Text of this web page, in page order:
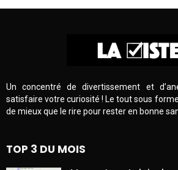
Un concentré de divertissement et
satisfaire votre curiosité ! Le tout sous
de mieux que le rire pour rester en bonne
TOP 3 DU MOIS